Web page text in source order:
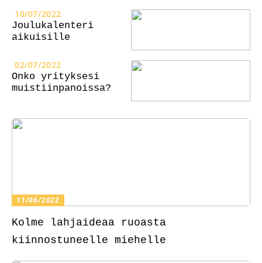
10/07/2022
Joulukalenteri
aikuisille
02/07/2022
Onko yrityksesi
muistiinpanoissa?
11/06/2022
Kolme lahjaideaa ruoasta
kiinnostuneelle miehelle